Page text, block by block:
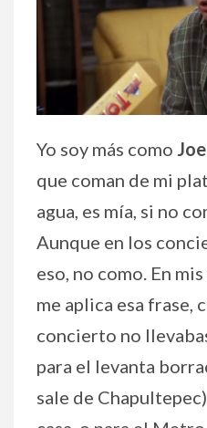
Yo soy más como Joe
que coman de mi
agua, es mía, si no
Aunque en los
eso, no como. En
me aplica esa frase,
concierto no
para el levanta
sale de